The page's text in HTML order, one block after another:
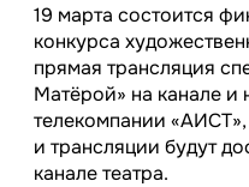
19 марта состоится
конкурса
прямая трансляция
Матёрой» на канале и
телекомпании
и трансляции будут
канале театра.